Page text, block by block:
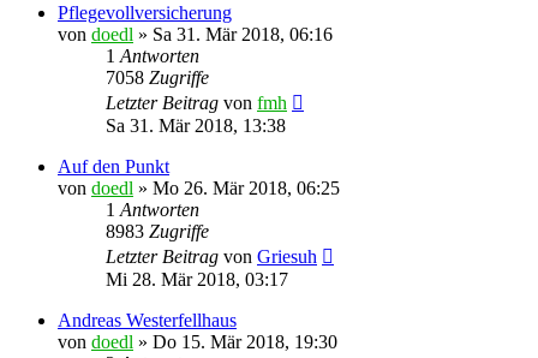
Pflegevollversicherung
von doedl » Sa 31. Mär 2018, 06:16
1 Antworten
7058 Zugriffe
Letzter Beitrag von fmh
Sa 31. Mär 2018, 13:38
Auf den Punkt
von doedl » Mo 26. Mär 2018, 06:25
1 Antworten
8983 Zugriffe
Letzter Beitrag von Griesuh
Mi 28. Mär 2018, 03:17
Andreas Westerfellhaus
von doedl » Do 15. Mär 2018, 19:30